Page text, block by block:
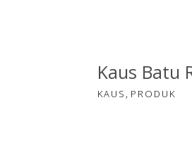
Kaus Batu
KAUS , PRODUK